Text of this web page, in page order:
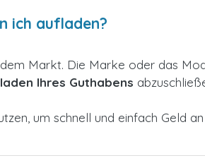
ich aufladen?
Markt. Die Marke oder das
Ihres Guthabens
um schnell und einfach Geld